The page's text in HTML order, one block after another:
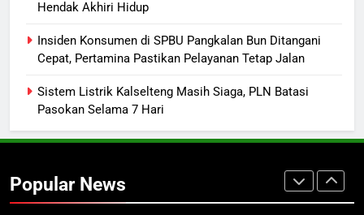
Hendak Akhiri Hidup
Insiden Konsumen di SPBU Pangkalan Bun Ditangani
Cepat, Pertamina Pastikan Pelayanan Tetap Jalan
Sistem Listrik Kalselteng Masih Siaga, PLN Batasi
Pasokan Selama 7 Hari
Popular News
Warga Geger, Seorang IRT Nekat
Naik Tower TVRI Hendak Akhiri
REGION
Insiden Konsumen di SPBU
Pangkalan Bun Ditangani Cepat,
Pertamina Pastikan Pelayanan
Tetap Jalan